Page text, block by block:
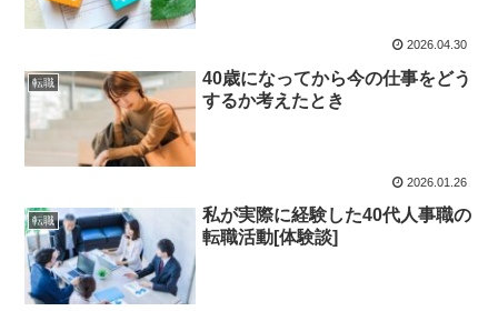
2026.04.30
転職
40歳になってから今の仕事をどう
するか考えたとき
2026.01.26
転職
私が実際に経験した40代人事職の
転職活動[体験談]